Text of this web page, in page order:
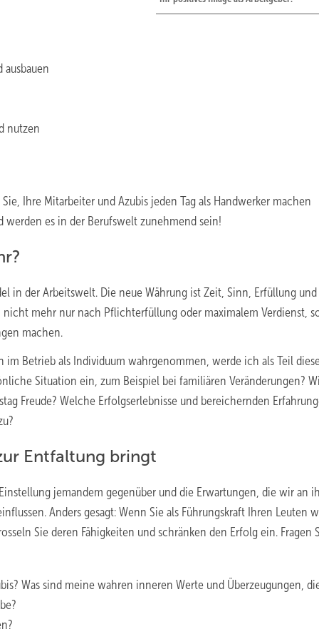
nutzen
Ihre Mitarbeiter und Azubis jeden Tag als Handwerker machen
es in der Berufswelt zunehmend sein!
in der Arbeitswelt. Die neue Währung ist Zeit, Sinn, Erfüllung und
mehr nur nach Pflichterfüllung oder maximalem Verdienst,
machen.
im Betrieb als Individuum wahrgenommen, werde ich als Teil
Situation ein, zum Beispiel bei familiären Veränderungen?
Freude? Welche Erfolgserlebnisse und bereichernden
Entfaltung bringt
jemandem gegenüber und die Erwartungen, die wir an
Anders gesagt: Wenn Sie als Führungskraft Ihren Leuten
Sie deren Fähigkeiten und schränken den Erfolg ein. Fragen
Was sind meine wahren inneren Werte und Überzeugungen,